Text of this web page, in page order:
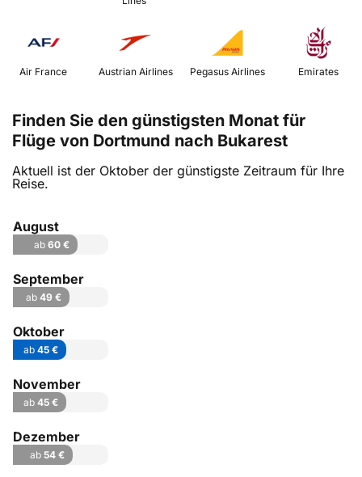
Air France Austrian Airlines Emirates
Finden Sie den günstigsten Monat für
Flüge von Dortmund nach Bukarest
Aktuell ist der Oktober der günstigste Zeitraum für Ihre
Reise.
August
ab60 €
September
ab 49 €
Oktober
ab 45 €
November
ab 45 €
Dezember
ab 54 €